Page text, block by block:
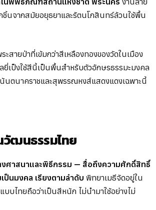
นจากสมัยอยุธยาและรัตนโกสินทร์ล้วนใช้พื้น
ะสายป่าที่เข้มกว่าสีเหลืองทองของวัดในเมือง
ยี่เป็งใช้สีนี้เป็นพื้นสำหรับตัวอักษรธรรมะมงคล
นตนาคราชและสุพรรณหงส์แสดงแดงเฉพาะนี้
วัฒนธรรมไทย
ศาสนาและพิธีกรรม — สื่อถึงความศักดิ์สิทธิ์
ป็นมงคล เรียงตามลำดับ พิทยาเมธีจัดอยู่ใน
บบไทยถือว่าเป็นสีหนัก ไม่นำมาใช้อย่างไม่